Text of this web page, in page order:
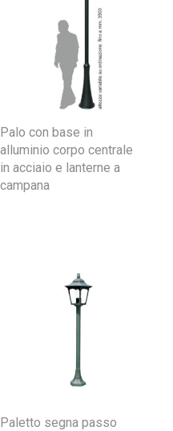
Palo con base in
alluminio corpo centrale
in acciaio e lanterne a
campana
Paletto segna passo